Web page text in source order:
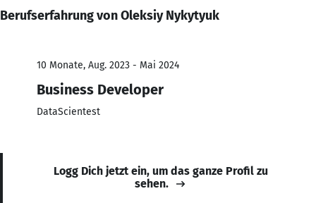
Berufserfahrung von Oleksiy Nykytyuk
10 Monate, Aug. 2023 - Mai 2024
Business Developer
DataScientest
Logg Dich jetzt ein, um das ganze Profil zu
sehen.